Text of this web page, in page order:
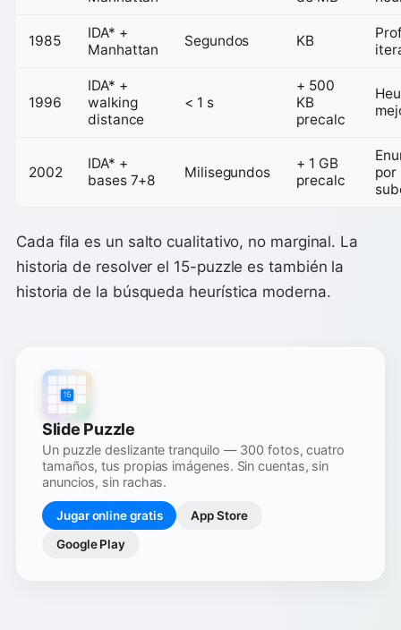
1985
IDA* +
Manhattan
Segundos KB
1996
IDA* +
walking
distance
< 1 s
+ 500
KB
precalc
2002
IDA* +
bases 7+8
Milisegundos
+ 1 GB
precalc
por
Cada fila es un salto cualitativo, no marginal. La
historia de resolver el 15-puzzle es también la
historia de la búsqueda heurística moderna.
Slide Puzzle
Un puzzle deslizante tranquilo — 300 fotos, cuatro
tamaños, tus propias imágenes. Sin cuentas, sin
anuncios, sin rachas.
Jugar online gratis
App Store
Google Play